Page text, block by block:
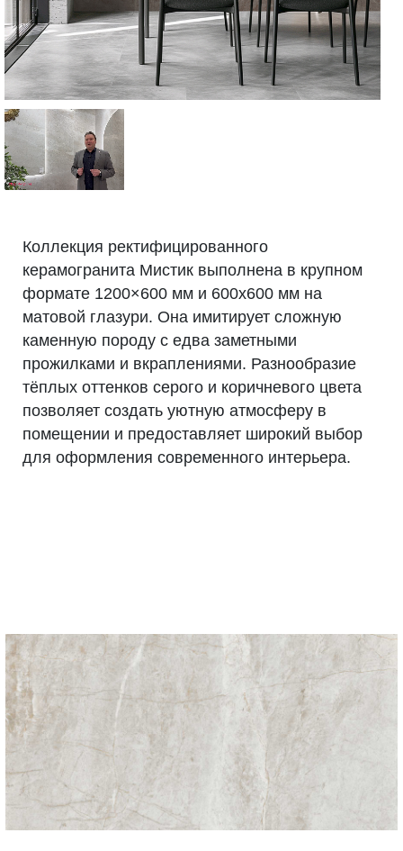
Коллекция ректифицированного
керамогранита Мистик выполнена в крупном
формате 1200×600 мм и 600х600 мм на
матовой глазури. Она имитирует сложную
каменную породу с едва заметными
прожилками и вкраплениями. Разнообразие
тёплых оттенков серого и коричневого цвета
позволяет создать уютную атмосферу в
помещении и предоставляет широкий выбор
для оформления современного интерьера.